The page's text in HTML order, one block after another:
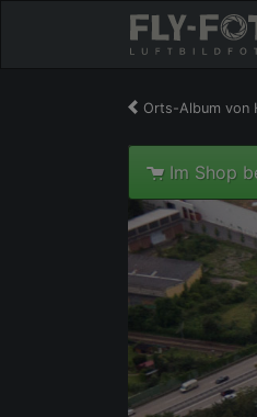
Orts-Album von
Im Shop